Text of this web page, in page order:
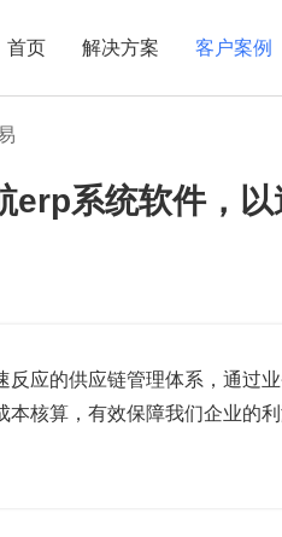
首页 解决方案
电子贸易
IC贸易行业
项目型接单
生产
成本
财务
质量
客户案例
机电设备 家用电器
erp系统软件，
反应的供应链管理体系，通过
核算，有效保障我们企业的利